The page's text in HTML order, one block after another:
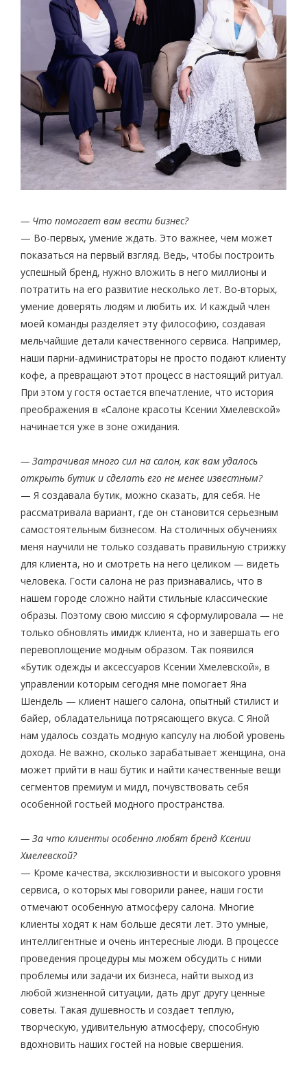
— Что помогает вам вести бизнес?
— Во-первых, умение ждать. Это важнее, чем может
показаться на первый взгляд. Ведь, чтобы построить
успешный бренд, нужно вложить в него миллионы и
потратить на его развитие несколько лет. Во-вторых,
умение доверять людям и любить их. И каждый член
моей команды разделяет эту философию, создавая
мельчайшие детали качественного сервиса. Например,
наши парни-администраторы не просто подают клиенту
кофе, а превращают этот процесс в настоящий ритуал.
При этом у гостя остается впечатление, что история
преображения в «Салоне красоты Ксении Хмелевской»
начинается уже в зоне ожидания.
— Затрачивая много сил на салон, как вам удалось
открыть бутик и сделать его не менее известным?
— Я создавала бутик, можно сказать, для себя. Не
рассматривала вариант, где он становится серьезным
самостоятельным бизнесом. На столичных обучениях
меня научили не только создавать правильную стрижку
для клиента, но и смотреть на него целиком — видеть
человека. Гости салона не раз признавались, что в
нашем городе сложно найти стильные классические
образы. Поэтому свою миссию я сформулировала — не
только обновлять имидж клиента, но и завершать его
перевоплощение модным образом. Так появился
«Бутик одежды и аксессуаров Ксении Хмелевской», в
управлении которым сегодня мне помогает Яна
Шендель — клиент нашего салона, опытный стилист и
байер, обладательница потрясающего вкуса. С Яной
нам удалось создать модную капсулу на любой уровень
дохода. Не важно, сколько зарабатывает женщина, она
может прийти в наш бутик и найти качественные вещи
сегментов премиум и мидл, почувствовать себя
особенной гостьей модного пространства.
— За что клиенты особенно любят бренд Ксении
Хмелевской?
— Кроме качества, эксклюзивности и высокого уровня
сервиса, о которых мы говорили ранее, наши гости
отмечают особенную атмосферу салона. Многие
клиенты ходят к нам больше десяти лет. Это умные,
интеллигентные и очень интересные люди. В процессе
проведения процедуры мы можем обсудить с ними
проблемы или задачи их бизнеса, найти выход из
любой жизненной ситуации, дать друг другу ценные
советы. Такая душевность и создает теплую,
творческую, удивительную атмосферу, способную
вдохновить наших гостей на новые свершения.